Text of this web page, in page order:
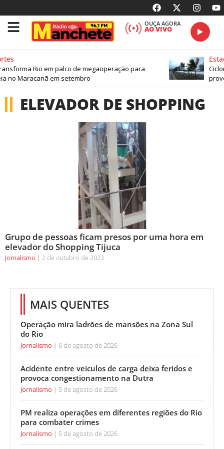
OUÇA AGORA
AO VIVO
Rio em palco de megaoperação para
no Maracanã em setembro
ELEVADOR DE SHOPPING
Grupo de pessoas ficam presos por uma hora em
elevador do Shopping Tijuca
Jornalismo 2 de outubro de 2023
MAIS QUENTES
Operação mira ladrões de mansões na Zona Sul
do Rio
Jornalismo 6 de agosto de 2026
Acidente entre veículos de carga deixa feridos e
provoca congestionamento na Dutra
Jornalismo 5 de agosto de 2026
PM realiza operações em diferentes regiões do Rio
para combater crimes
Jornalismo 5 de agosto de 2026